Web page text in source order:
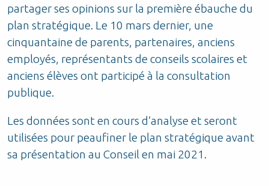
partager ses opinions sur la première ébauche du
plan stratégique. Le 10 mars dernier, une
cinquantaine de parents, partenaires, anciens
employés, représentants de conseils scolaires et
anciens élèves ont participé à la consultation
publique.
Les données sont en cours d’analyse et seront
utilisées pour peaufiner le plan stratégique avant
sa présentation au Conseil en mai 2021.